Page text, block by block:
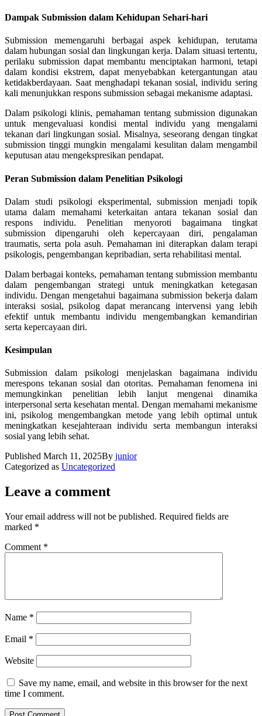
Dampak Submission dalam Kehidupan Sehari-hari
Submission memengaruhi berbagai aspek kehidupan, terutama
dalam hubungan sosial dan lingkungan kerja. Dalam situasi tertentu,
perilaku submission dapat membantu menciptakan harmoni, tetapi
dalam kondisi ekstrem, dapat menyebabkan ketergantungan atau
ketidakberdayaan. Saat menghadapi tekanan sosial, individu sering
kali menunjukkan respons submission sebagai mekanisme adaptasi.
Dalam psikologi klinis, pemahaman tentang submission digunakan
untuk mengevaluasi kondisi mental individu yang mengalami
tekanan dari lingkungan sosial. Misalnya, seseorang dengan tingkat
submission tinggi mungkin mengalami kesulitan dalam mengambil
keputusan atau mengekspresikan pendapat.
Peran Submission dalam Penelitian Psikologi
Dalam studi psikologi eksperimental, submission menjadi topik
utama dalam memahami keterkaitan antara tekanan sosial dan
respons individu. Penelitian menyoroti bagaimana tingkat
submission dipengaruhi oleh kepercayaan diri, pengalaman
traumatis, serta pola asuh. Pemahaman ini diterapkan dalam terapi
psikologis, pengembangan kepribadian, serta rehabilitasi mental.
Dalam berbagai konteks, pemahaman tentang submission membantu
dalam pengembangan strategi untuk meningkatkan ketegasan
individu. Dengan mengetahui bagaimana submission bekerja dalam
interaksi sosial, psikolog dapat merancang intervensi yang lebih
efektif untuk membantu individu mengembangkan kemandirian
serta kepercayaan diri.
Kesimpulan
Submission dalam psikologi menjelaskan bagaimana individu
merespons tekanan sosial dan otoritas. Pemahaman fenomena ini
memungkinkan penelitian lebih lanjut mengenai dinamika
interpersonal serta kesehatan mental. Dengan memahami mekanisme
ini, psikolog mengembangkan metode yang lebih optimal untuk
meningkatkan kesejahteraan individu serta membangun interaksi
sosial yang lebih sehat.
Published March 11, 2025By junior
Categorized as Uncategorized
Leave a comment
Your email address will not be published. Required fields are
marked *
Comment *
Name *
Email *
Website
Save my name, email, and website in this browser for the next
time I comment.